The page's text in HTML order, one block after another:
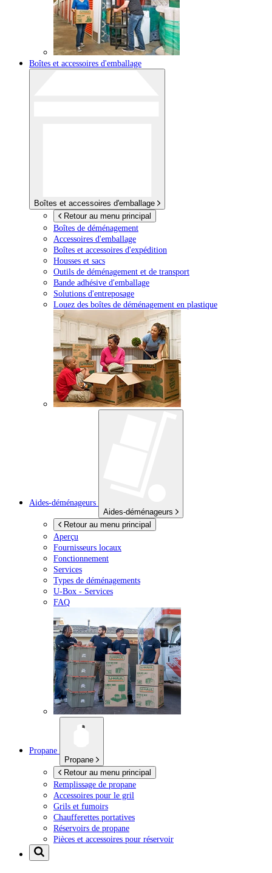
Boîtes et accessoires d'emballage
Boîtes et accessoires d'emballage
Retour au menu principal
Boîtes de déménagement
Accessoires d'emballage
Boîtes et accessoires d'expédition
Housses et sacs
Outils de déménagement et de transport
Bande adhésive d'emballage
Solutions d'entreposage
Louez des boîtes de déménagement en plastique
Aides-déménageurs
Aides-déménageurs
Retour au menu principal
Aperçu
Fournisseurs locaux
Fonctionnement
Services
Types de déménagements
U-Box - Services
FAQ
Propane
Propane
Retour au menu principal
Remplissage de propane
Accessoires pour le gril
Grils et fumoirs
Chaufferettes portatives
Réservoirs de propane
Pièces et accessoires pour réservoir